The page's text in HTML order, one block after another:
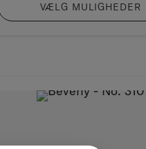
VÆLG MULIGHEDER